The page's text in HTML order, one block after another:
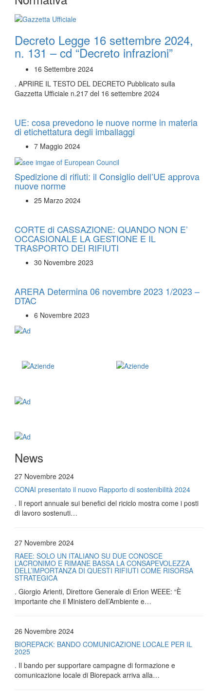
Decreto Legge 16 settembre 2024,
n. 131 – cd “Decreto infrazioni”
16 Settembre 2024
. APRIRE IL TESTO DEL DECRETO Pubblicato sulla
Gazzetta Ufficiale n.217 del 16 settembre 2024
UE: cosa prevedono le nuove norme in materia
di etichettatura degli imballaggi
7 Maggio 2024
Spedizione di rifiuti: il Consiglio dell’UE approva
nuove norme
25 Marzo 2024
CORTE di CASSAZIONE: QUANDO NON E’
OCCASIONALE LA GESTIONE E IL
TRASPORTO DEI RIFIUTI
30 Novembre 2023
ARERA Determina 06 novembre 2023 1/2023 –
DTAC
6 Novembre 2023
News
27 Novembre 2024
CONAI presentato il nuovo Rapporto di sostenibilità 2024
. Il report annuale sui benefici del riciclo mostra come i posti
di lavoro sostenuti…
27 Novembre 2024
RAEE: SOLO UN ITALIANO SU DUE CONOSCE
L’ACRONIMO E RIMANE BASSA LA CONSAPEVOLEZZA
DELL’IMPORTANZA DI QUESTI RIFIUTI COME RISORSA
STRATEGICA
. Giorgio Arienti, Direttore Generale di Erion WEEE: “È
importante che il Ministero dell’Ambiente e…
26 Novembre 2024
BIOREPACK: BANDO COMUNICAZIONE LOCALE PER IL
2025
. Il bando per supportare campagne di formazione e
comunicazione locale di Biorepack arriva alla…